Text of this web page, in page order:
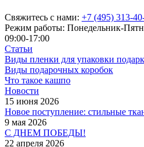
Свяжитесь с нами: +7 (495) 313-
Режим работы: Понедельник-
09:00-17:00
Статьи
Виды пленки для упаковки
Виды подарочных коробок
Что такое кашпо
Новости
15 июня 2026
Новое поступление: стильные
9 мая 2026
С ДНЕМ ПОБЕДЫ!
22 апреля 2026